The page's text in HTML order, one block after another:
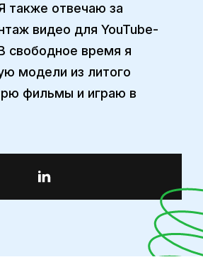
также отвечаю за
видео для YouTube-
свободное время я
модели из литого
фильмы и играю в